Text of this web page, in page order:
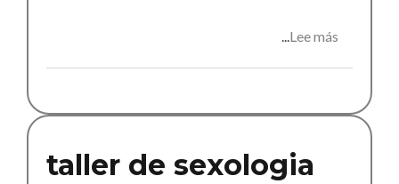
Lee más
Acción
Directa
taller de sexologia